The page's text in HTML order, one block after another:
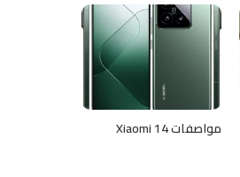
مواصفات Xiaomi 14